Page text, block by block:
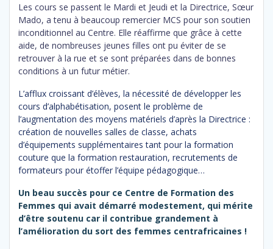
Les cours se passent le Mardi et Jeudi et la Directrice, Sœur
Mado, a tenu à beaucoup remercier MCS pour son soutien
inconditionnel au Centre. Elle réaffirme que grâce à cette
aide, de nombreuses jeunes filles ont pu éviter de se
retrouver à la rue et se sont préparées dans de bonnes
conditions à un futur métier.
L’afflux croissant d’élèves, la nécessité de développer les
cours d’alphabétisation, posent le problème de
l’augmentation des moyens matériels d’après la Directrice :
création de nouvelles salles de classe, achats
d’équipements supplémentaires tant pour la formation
couture que la formation restauration, recrutements de
formateurs pour étoffer l’équipe pédagogique…
Un beau succès pour ce Centre de Formation des
Femmes qui avait démarré modestement, qui mérite
d’être soutenu car il contribue grandement à
l’amélioration du sort des femmes centrafricaines !